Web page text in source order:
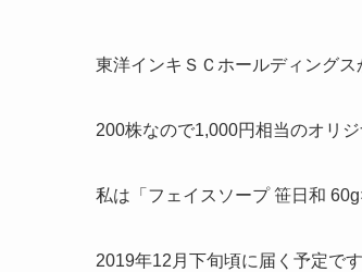
東洋インキＳＣホールディングス
200株なので1,000円相当のオリ
私は「フェイスソープ 笹日和
2019年12月下旬頃に届く予定です